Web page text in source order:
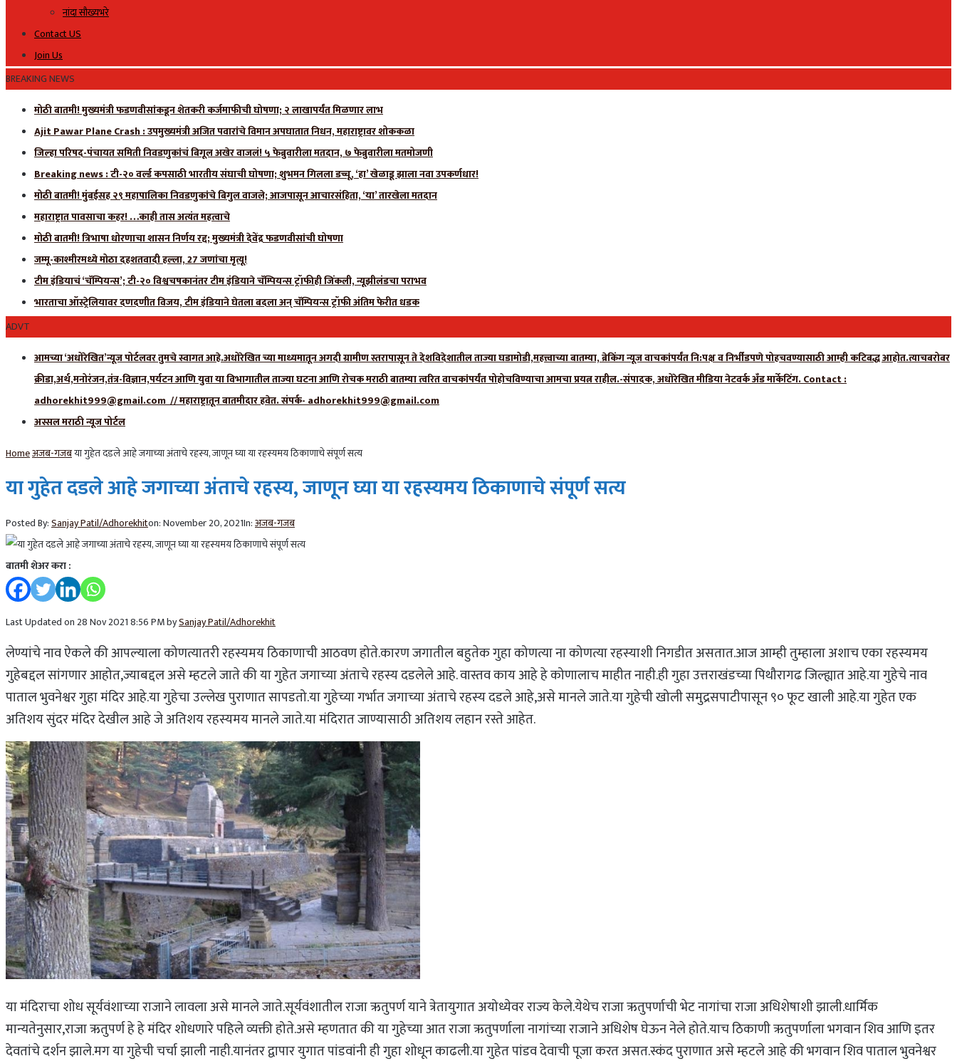
नांदा सौख्यभरे
Contact US
Join Us
BREAKING NEWS
मोठी बातमी! मुख्यमंत्री फडणवीसांकडून शेतकरी कर्जमाफीची घोषणा; २ लाखापर्यंत मिळणार लाभ
Ajit Pawar Plane Crash : उपमुख्यमंत्री अजित पवारांचे विमान अपघातात निधन, महाराष्ट्रावर शोककळा
जिल्हा परिषद-पंचायत समिती निवडणुकांचं बिगूल अखेर वाजलं! ५ फेब्रुवारीला मतदान, ७ फेब्रुवारीला मतमोजणी
Breaking news : टी-२० वर्ल्ड कपसाठी भारतीय संघाची घोषणा; शुभमन गिलला डच्चू, ‘हा’ खेळाडू झाला नवा उपकर्णधार!
मोठी बातमी! मुंबईसह २९ महापालिका निवडणुकांचे बिगुल वाजले; आजपासून आचारसंहिता, ‘या’ तारखेला मतदान
महाराष्ट्रात पावसाचा कहर! …काही तास अत्यंत महत्वाचे
मोठी बातमी! त्रिभाषा धोरणाचा शासन निर्णय रद्द; मुख्यमंत्री देवेंद्र फडणवीसांची घोषणा
जम्मू-काश्मीरमध्ये मोठा दहशतवादी हल्ला, 27 जणांचा मृत्यू!
टीम इंडियाचं ‘चॅम्पियन्स’; टी-२० विश्वचषकानंतर टीम इंडियाने चॅम्पियन्स ट्रॉफीही जिंकली, न्यूझीलंडचा पराभव
भारताचा ऑस्ट्रेलियावर दणदणीत विजय, टीम इंडियाने घेतला बदला अन् चॅम्पियन्स ट्रॉफी अंतिम फेरीत धडक
ADVT
आमच्या ‘अधोरेखित’न्यूज पोर्टलवर तुमचे स्वागत आहे.अधोरेखित च्या माध्यमातून अगदी ग्रामीण स्तरापासून ते देशविदेशातील ताज्या घडामोडी,महत्त्वाच्या बातम्या, ब्रेकिंग न्यूज वाचकांपर्यंत नि:पक्ष व निर्भीडपणे पोहचवण्यासाठी आम्ही कटिबद्ध आहोत.त्याचबरोबर
क्रीडा,अर्थ,मनोरंजन,तंत्र-विज्ञान,पर्यटन आणि युवा या विभागातील ताज्या घटना आणि रोचक मराठी बातम्या त्वरित वाचकांपर्यंत पोहोचविण्याचा आमचा प्रयत्न राहील.-संपादक, अधोरेखित मीडिया नेटवर्क अँड मार्केटिंग. Contact :
adhorekhit999@gmail.com // महाराष्ट्रातून बातमीदार हवेत. संपर्क- adhorekhit999@gmail.com
अस्सल मराठी न्यूज पोर्टल
Homeअजब-गजबया गुहेत दडले आहे जगाच्या अंताचे रहस्य, जाणून घ्या या रहस्यमय ठिकाणाचे संपूर्ण सत्य
या गुहेत दडले आहे जगाच्या अंताचे रहस्य, जाणून घ्या या रहस्यमय ठिकाणाचे संपूर्ण सत्य
Posted By:Sanjay Patil/Adhorekhiton:November 20, 2021In:अजब-गजब
बातमी शेअर करा :
Last Updated on 28 Nov 2021 8:56 PM bySanjay Patil/Adhorekhit
लेण्यांचे नाव ऐकले की आपल्याला कोणत्यातरी रहस्यमय ठिकाणाची आठवण होते.कारण जगातील बहुतेक गुहा कोणत्या ना कोणत्या रहस्याशी निगडीत असतात.आज आम्ही तुम्हाला अशाच एका रहस्यमय
गुहेबद्दल सांगणार आहोत,ज्याबद्दल असे म्हटले जाते की या गुहेत जगाच्या अंताचे रहस्य दडलेले आहे. वास्तव काय आहे हे कोणालाच माहीत नाही.ही गुहा उत्तराखंडच्या पिथौरागढ जिल्ह्यात आहे.या गुहेचे नाव
पाताल भुवनेश्वर गुहा मंदिर आहे.या गुहेचा उल्लेख पुराणात सापडतो.या गुहेच्या गर्भात जगाच्या अंताचे रहस्य दडले आहे,असे मानले जाते.या गुहेची खोली समुद्रसपाटीपासून ९० फूट खाली आहे.या गुहेत एक
अतिशय सुंदर मंदिर देखील आहे जे अतिशय रहस्यमय मानले जाते.या मंदिरात जाण्यासाठी अतिशय लहान रस्ते आहेत.
या मंदिराचा शोध सूर्यवंशाच्या राजाने लावला असे मानले जाते.सूर्यवंशातील राजा ऋतुपर्ण याने त्रेतायुगात अयोध्येवर राज्य केले.येथेच राजा ऋतुपर्णाची भेट नागांचा राजा अधिशेषाशी झाली.धार्मिक
मान्यतेनुसार,राजा ऋतुपर्ण हे हे मंदिर शोधणारे पहिले व्यक्ती होते.असे म्हणतात की या गुहेच्या आत राजा ऋतुपर्णाला नागांच्या राजाने अधिशेष घेऊन नेले होते.याच ठिकाणी ऋतुपर्णाला भगवान शिव आणि इतर
देवतांचे दर्शन झाले.मग या गुहेची चर्चा झाली नाही.यानंतर द्वापार युगात पांडवांनी ही गुहा शोधून काढली.या गुहेत पांडव देवाची पूजा करत असत.स्कंद पुराणात असे म्हटले आहे की भगवान शिव पाताल भुवनेश्वर